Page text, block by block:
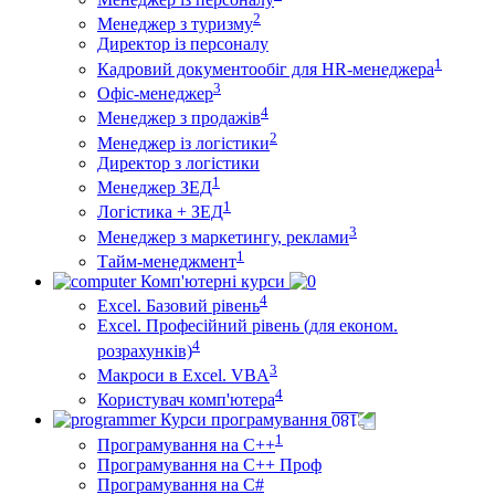
Менеджер з туризму2
Директор iз персоналу
Кадровий документообіг для HR-менеджера1
Офіс-менеджер3
Менеджер з продажів4
Менеджер із логістики2
Директор з логістики
Менеджер ЗEД1
Логістика + ЗЕД1
Менеджер з маркетингу, реклами3
Тайм-менеджмент1
Комп'ютерні курси
Excel. Базовий рівень4
Excel. Професійний рівень (для економ.
розрахунків)4
Макроси в Excel. VBA3
Користувач комп'ютера4
Курси програмування
Програмування на С++1
Програмування на С++ Проф
Програмування на C#